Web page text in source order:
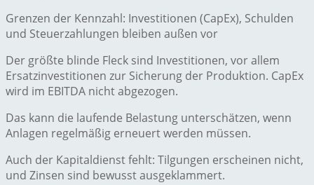
Grenzen der Kennzahl: Investitionen (CapEx), Schulden
und Steuerzahlungen bleiben außen vor
Der größte blinde Fleck sind Investitionen, vor allem
Ersatzinvestitionen zur Sicherung der Produktion. CapEx
wird im EBITDA nicht abgezogen.
Das kann die laufende Belastung unterschätzen, wenn
Anlagen regelmäßig erneuert werden müssen.
Auch der Kapitaldienst fehlt: Tilgungen erscheinen nicht,
und Zinsen sind bewusst ausgeklammert.